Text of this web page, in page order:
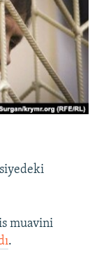
muavini
.